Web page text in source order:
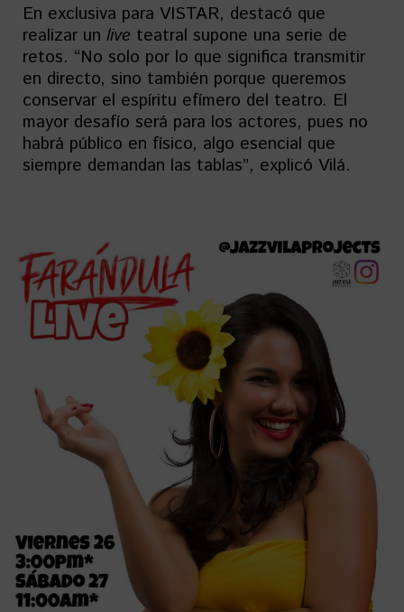
En exclusiva para VISTAR, destacó que
realizar un live teatral supone una serie de
retos. “No solo por lo que significa transmitir
en directo, sino también porque queremos
conservar el espíritu efímero del teatro. El
mayor desafío será para los actores, pues no
habrá público en físico, algo esencial que
siempre demandan las tablas”, explicó Vilá.